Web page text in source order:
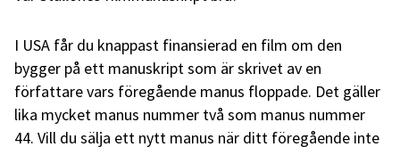
I USA får du knappast finansierad en film om den
bygger på ett manuskript som är skrivet av en
författare vars föregående manus floppade. Det gäller
lika mycket manus nummer två som manus nummer
44. Vill du sälja ett nytt manus när ditt föregående inte